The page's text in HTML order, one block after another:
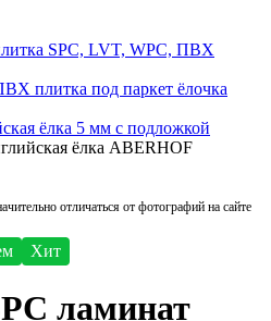
SPC, LVT, WPC, ПВХ
плитка под паркет ёлочка
ёлка 5 мм с подложкой
ёлка ABERHOF
отличаться от фотографий на сайте
Хит
ламинат